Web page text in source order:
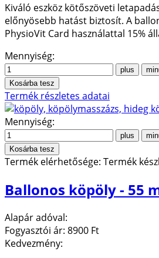
Kiváló eszköz kötőszöveti
előnyösebb hatást biztosít. A
PhysioVit Card használattal 15%
Mennyiség:
Termék részletes adatai
Mennyiség:
Termék elérhetősége: Termék
Ballonos köpöly - 55
Alapár adóval:
Fogyasztói ár: 8900 Ft
Kedvezmény: